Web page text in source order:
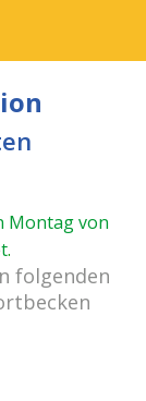
Montag von
.
folgenden